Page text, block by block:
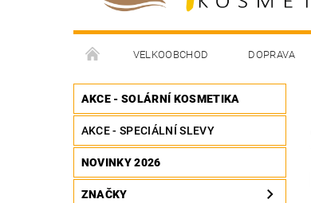
VELKOOBCHOD DOPRAVA
AKCE - SOLÁRNÍ KOSMETIKA
AKCE - SPECIÁLNÍ SLEVY
NOVINKY 2026
ZNAČKY